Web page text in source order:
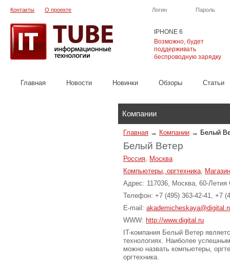
IPHONE 6
Возможно, будет
поддерживать
беспроводную зарядку
Логин Пароль
Контакты О проекте
Главная Новости Новинки Обзоры Cтатьи
Компании
Главная → Компании → Белый
Белый Ветер
Россия, Москва
Компьютеры, оргтехника,
Адрес: 117036, Москва, 60-Летия
Телефон: +7 (495) 363-42-41, +7
E-mail:
WWW: http://www.digital.ru
IT-компания Белый Ветер
технологиях. Наиболее
можно назвать компьютеры,
оргтехника.